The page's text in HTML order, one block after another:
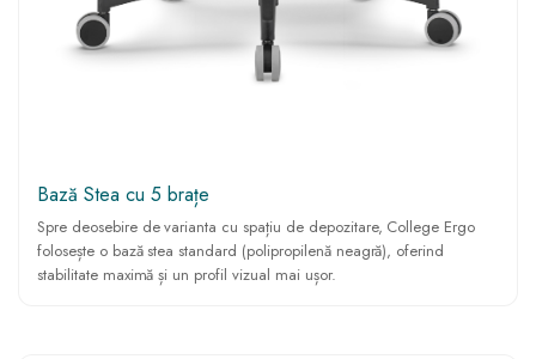
Bază Stea cu 5 brațe
Spre deosebire de varianta cu spațiu de depozitare, College Ergo
folosește o bază stea standard (polipropilenă neagră), oferind
stabilitate maximă și un profil vizual mai ușor.